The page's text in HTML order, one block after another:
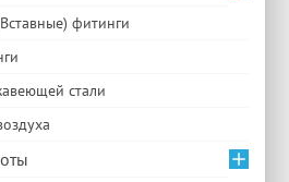
фитинги
стали